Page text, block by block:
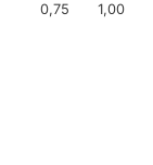
1,00
0,75